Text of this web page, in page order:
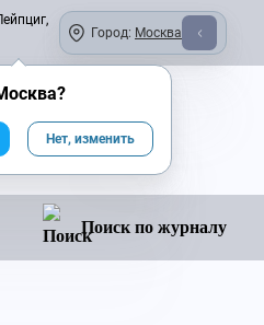
Город: Москва
Поиск по журналу
?
Нет, изменить